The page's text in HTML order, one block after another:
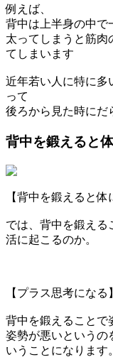
例えば、
背中は上半身の中で
太ってしまうと筋肉
てしまいます
近年若い人に特に多
って
後ろから見た時にだ
背中を鍛えると
【背中を鍛えると体
では、背中を鍛える
活に起こるのか。
【プラス思考になる】
背中を鍛えることで
姿勢が悪いというの
いうことになります。